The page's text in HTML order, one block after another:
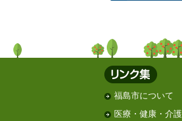
福島市について
医療・健康・介護